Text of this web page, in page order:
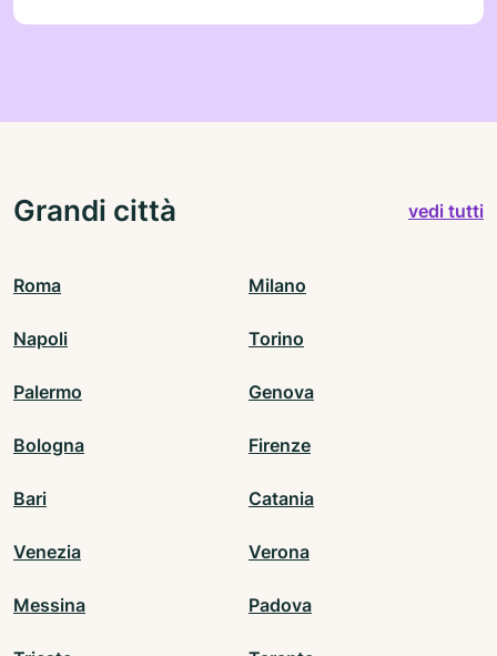
Grandi città vedi tutti
Roma Milano
Napoli Torino
Palermo Genova
Bologna Firenze
Bari Catania
Venezia Verona
Messina Padova